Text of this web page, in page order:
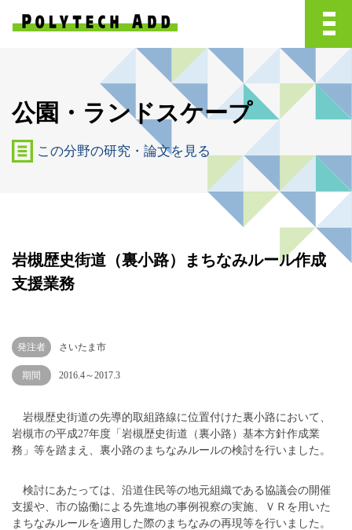
公園・ランドスケープ
この分野の研究・論文を見る
岩槻歴史街道（裏小路）まちなみルール作成
支援業務
発注者 さいたま市
期間 2016.4～2017.3
岩槻歴史街道の先導的取組路線に位置付けた裏小路において、
岩槻市の平成27年度「岩槻歴史街道（裏小路）基本方針作成業
務」等を踏まえ、裏小路のまちなみルールの検討を行いました。
検討にあたっては、沿道住民等の地元組織である協議会の開催
支援や、市の協働による先進地の事例視察の実施、ＶＲを用いた
まちなみルールを適用した際のまちなみの再現等を行いました。